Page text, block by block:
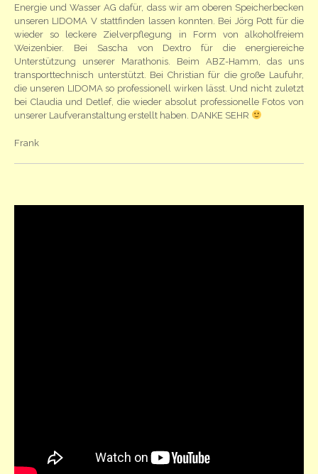
Energie und Wasser AG dafür, dass wir am oberen Speicherbecken
unseren LIDOMA V stattfinden lassen konnten. Bei Jörg Pott für die
wieder so leckere Zielverpflegung in Form von alkoholfreiem
Weizenbier. Bei Sascha von Dextro für die energiereiche
Unterstützung unserer Marathonis. Beim ABZ-Hamm, das uns
transporttechnisch unterstützt. Bei Christian für die große Laufuhr,
die unseren LIDOMA so professionell wirken lässt. Und nicht zuletzt
bei Claudia und Detlef, die wieder absolut professionelle Fotos von
unserer Laufveranstaltung erstellt haben. DANKE SEHR
Frank